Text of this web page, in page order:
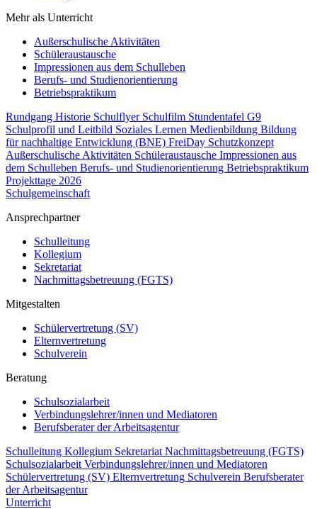
Mehr als Unterricht
Außerschulische Aktivitäten
Schüleraustausche
Impressionen aus dem Schulleben
Berufs- und Studienorientierung
Betriebspraktikum
Rundgang Historie Schulflyer Schulfilm Stundentafel G9
Schulprofil und Leitbild Soziales Lernen Medienbildung Bildung
für nachhaltige Entwicklung (BNE) FreiDay Schutzkonzept
Außerschulische Aktivitäten Schüleraustausche Impressionen aus
dem Schulleben Berufs- und Studienorientierung Betriebspraktikum
Projekttage 2026
Schulgemeinschaft
Ansprechpartner
Schulleitung
Kollegium
Sekretariat
Nachmittagsbetreuung (FGTS)
Mitgestalten
Schülervertretung (SV)
Elternvertretung
Schulverein
Beratung
Schulsozialarbeit
Verbindungslehrer/innen und Mediatoren
Berufsberater der Arbeitsagentur
Schulleitung Kollegium Sekretariat Nachmittagsbetreuung (FGTS)
Schulsozialarbeit Verbindungslehrer/innen und Mediatoren
Schülervertretung (SV) Elternvertretung Schulverein Berufsberater
der Arbeitsagentur
Unterricht